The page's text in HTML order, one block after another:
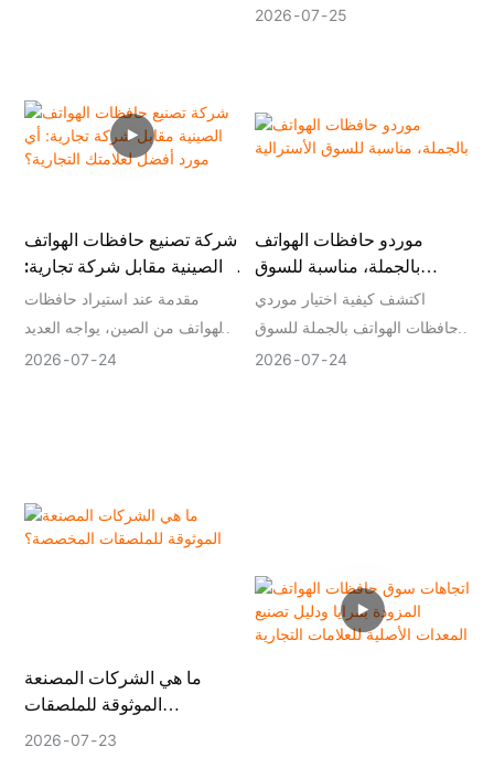
التجارة الإلكترونية، تعد جودة
تحقيق جودة ثابتة أثناء الإنتاج
الضخم يتطلب تحكمًا صارمًا في
لا ينبغي لموردي المعدات الأصلية
المحترفين أن يقتصر دورهم على
إنتاج المنتجات فحسب، بل يجب
عليهم أيضاً ضمان أن كل دفعة
2026 07 25
شركة تصنيع حافظات الهواتف
الصينية مقابل شركة تجارية:
أي مورد أفضل لعلامتك
التجارية؟
مقدمة عند استيراد حافظات
الهواتف من الصين، يواجه العديد
من المشترين قرارًا مهمًا: هل
بالنسبة للعلامات التجارية التي
تتطلب التخصيص والجودة
2026 07 24
موردو حافظات الهواتف
بالجملة، مناسبة للسوق
الأسترالية
اكتشف كيفية اختيار موردي
حافظات الهواتف بالجملة للسوق
الأسترالية الذين يتميزون بالإنتاج
2026 07 24
ما هي الشركات المصنعة
الموثوقة للملصقات
المخصصة؟
2026 07 23